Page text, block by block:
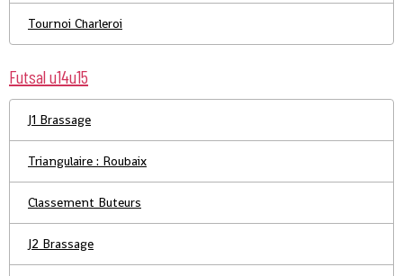
Tournoi Charleroi
Futsal u14u15
J1 Brassage
Triangulaire : Roubaix
Classement Buteurs
J2 Brassage